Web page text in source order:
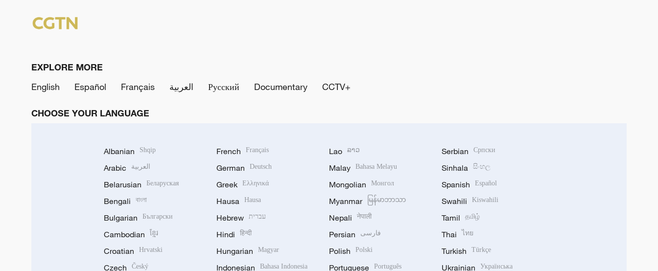
EXPLORE MORE
English
Español Français العربية Русский Documentary CCTV+
CHOOSE YOUR LANGUAGE
Albanian Shqip
Arabic العربية
Belarusian Беларуская
Bengali বাংলা
Bulgarian Български
Cambodian ខ្មែរ
Croatian Hrvatski
Czech Český
French Français
German Deutsch
Greek Ελληνικά
Hausa Hausa
Hebrew עברית
Hindi हिन्दी
Hungarian Magyar
Indonesian Bahasa Indonesia
Lao ລາວ
Malay Bahasa Melayu
Mongolian Монгол
Myanmar မြန်မာဘာသာ
Nepali नेपाली
Persian فارسی
Polish Polski
Portuguese Português
Serbian Српски
Sinhala සිංහල
Spanish Español
Swahili Kiswahili
Tamil தமிழ்
Thai ไทย
Turkish Türkçe
Ukrainian Українська